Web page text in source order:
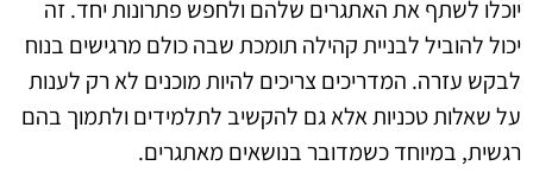
יוכלו לשתף את האתגרים שלהם ולחפש פתרונות יחד. זה
יכול להוביל לבניית קהילה תומכת שבה כולם מרגישים בנוח
לבקש עזרה. המדריכים צריכים להיות מוכנים לא רק לענות
על שאלות טכניות אלא גם להקשיב לתלמידים ולתמוך בהם
רגשית, במיוחד כשמדובר בנושאים מאתגרים.